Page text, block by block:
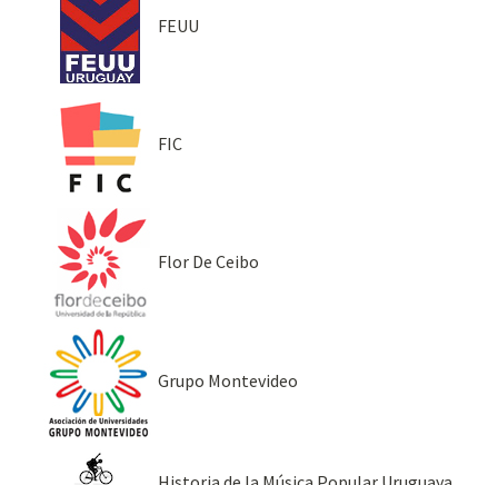
FEUU
FIC
Flor De Ceibo
Grupo Montevideo